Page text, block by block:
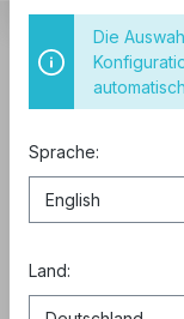
Schalter und
Die
Sprache:
Land: